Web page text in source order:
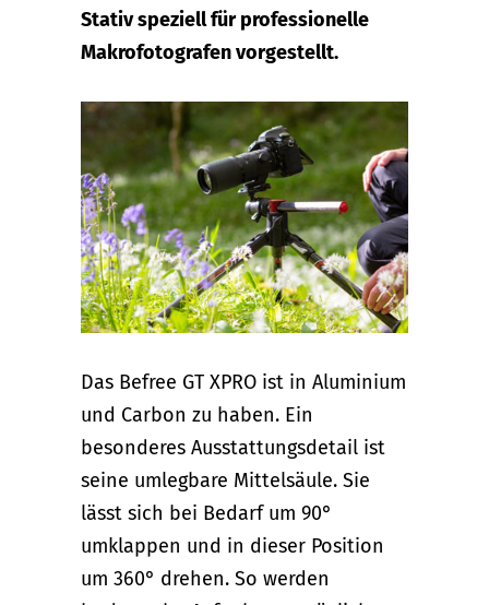
Stativ speziell für professionelle
Makrofotografen vorgestellt.
Das Befree GT XPRO ist in Aluminium
und Carbon zu haben. Ein
besonderes Ausstattungsdetail ist
seine umlegbare Mittelsäule. Sie
lässt sich bei Bedarf um 90°
umklappen und in dieser Position
um 360° drehen. So werden